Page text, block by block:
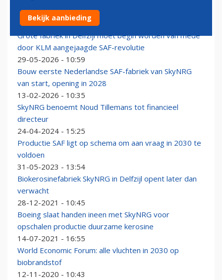
'Over vier jaar hebben we te veel SAF'
16-06-2026 - 14:37
Grote fabriek in Delfzijl moet begin worden van mede
door KLM aangejaagde SAF-revolutie
29-05-2026 - 10:59
Bouw eerste Nederlandse SAF-fabriek van SkyNRG
van start, opening in 2028
13-02-2026 - 10:35
SkyNRG benoemt Noud Tillemans tot financieel
directeur
24-04-2024 - 15:25
Productie SAF ligt op schema om aan vraag in 2030 te
voldoen
31-05-2023 - 13:54
Biokerosinefabriek SkyNRG in Delfzijl opent later dan
verwacht
28-12-2021 - 10:45
Boeing slaat handen ineen met SkyNRG voor
opschalen productie duurzame kerosine
14-07-2021 - 16:55
World Economic Forum: alle vluchten in 2030 op
biobrandstof
12-11-2020 - 10:43
Bekijk aanbieding